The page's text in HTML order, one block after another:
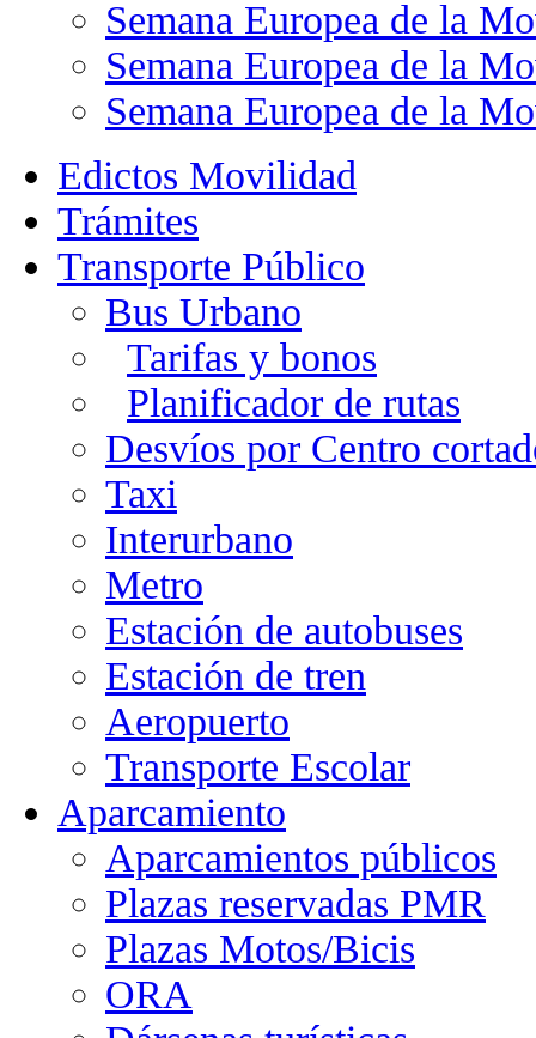
Semana Europea de la
Semana Europea de la
Semana Europea de la
Edictos Movilidad
Trámites
Transporte Público
Bus Urbano
Tarifas y bonos
Planificador de rutas
Desvíos por Centro
Taxi
Interurbano
Metro
Estación de autobuses
Estación de tren
Aeropuerto
Transporte Escolar
Aparcamiento
Aparcamientos públicos
Plazas reservadas PMR
Plazas Motos/Bicis
ORA